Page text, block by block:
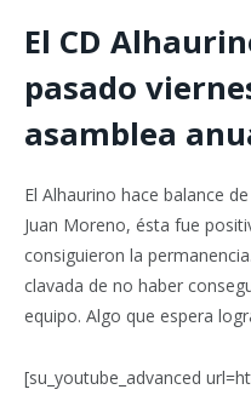
El CD
pasado
asamblea
El Alhaurino hace balance
Juan Moreno, ésta fue
consiguieron la
clavada de no haber
equipo. Algo que espera
[su_youtube_advanced